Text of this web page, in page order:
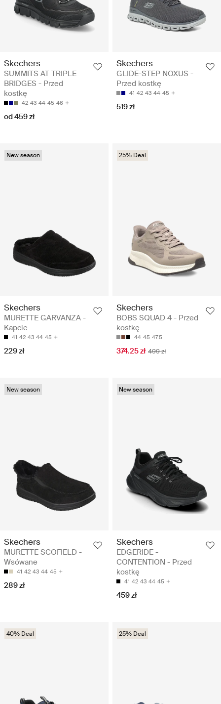
Skechers
SUMMITS AT TRIPLE
BRIDGES - Przed
kostkę
42 43 44 45 46
od 459 zł
Skechers
GLIDE-STEP NOXUS -
Przed kostkę
41 42 43 44 45
519 zł
New season
Skechers
MURETTE GARVANZA -
Kapcie
41 42 43 44 45
229 zł
25% Deal
Skechers
BOBS SQUAD 4 - Przed
kostkę
44 45 47.5
374.25 zł 499 zł
New season
Skechers
MURETTE SCOFIELD -
Wsówane
41 42 43 44 45
289 zł
New season
Skechers
EDGERIDE -
CONTENTION - Przed
kostkę
41 42 43 44 45
459 zł
40% Deal 25% Deal